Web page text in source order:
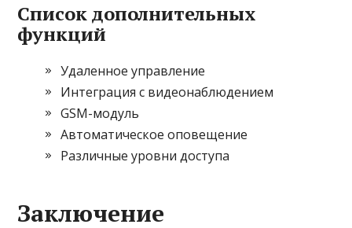
Список дополнительных
функций
Удаленное управление
Интеграция с видеонаблюдением
GSM-модуль
Автоматическое оповещение
Различные уровни доступа
Заключение